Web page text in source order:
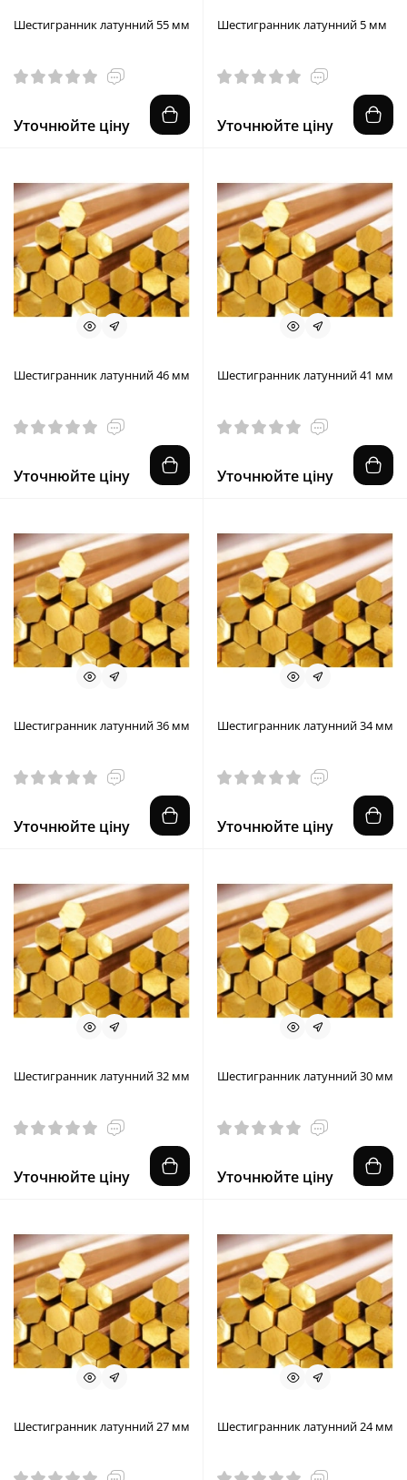
Шестигранник латунний 55 мм
Уточнюйте ціну
Шестигранник латунний 5 мм
Уточнюйте ціну
Шестигранник латунний 46 мм
Уточнюйте ціну
Шестигранник латунний 41 мм
Уточнюйте ціну
Шестигранник латунний 36 мм
Уточнюйте ціну
Шестигранник латунний 34 мм
Уточнюйте ціну
Шестигранник латунний 32 мм
Уточнюйте ціну
Шестигранник латунний 30 мм
Уточнюйте ціну
Шестигранник латунний 27 мм Шестигранник латунний 24 мм